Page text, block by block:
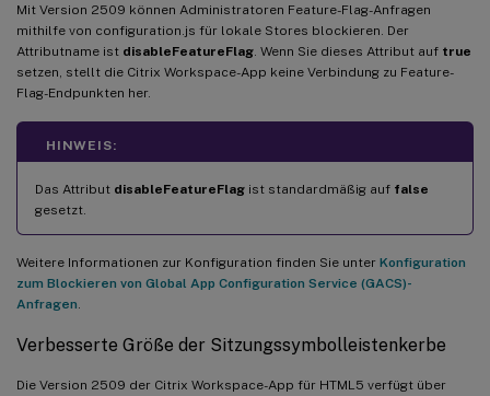
Mit Version 2509 können Administratoren Feature-Flag-Anfragen
mithilfe von configuration.js für lokale Stores blockieren. Der
Attributname ist disableFeatureFlag . Wenn Sie dieses Attribut auf true
setzen, stellt die Citrix Workspace-App keine Verbindung zu Feature-
Flag-Endpunkten her.
HINWEIS:
Das Attribut disableFeatureFlag ist standardmäßig auf false
gesetzt.
Weitere Informationen zur Konfiguration finden Sie unter Konfiguration
zum Blockieren von Global App Configuration Service (GACS)-
Anfragen
Verbesserte Größe der Sitzungssymbolleistenkerbe
Die Version 2509 der Citrix Workspace-App für HTML5 verfügt über